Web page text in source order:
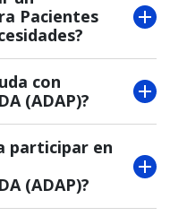
Pacientes
con
(ADAP)?
participar en
(ADAP)?